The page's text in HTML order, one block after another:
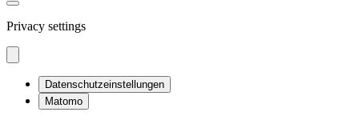
Privacy settings
Datenschutzeinstellungen
Matomo